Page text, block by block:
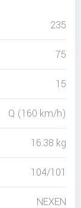
235
75
15
Q (160 km/h)
16.38 kg
104/101
NEXEN